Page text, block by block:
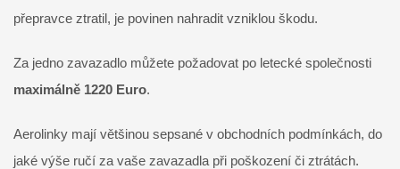
přepravce ztratil, je povinen nahradit vzniklou škodu.
Za jedno zavazadlo můžete požadovat po letecké společnosti
maximálně 1220 Euro.
Aerolinky mají většinou sepsané v obchodních podmínkách, do
jaké výše ručí za vaše zavazadla při poškození či ztrátách.